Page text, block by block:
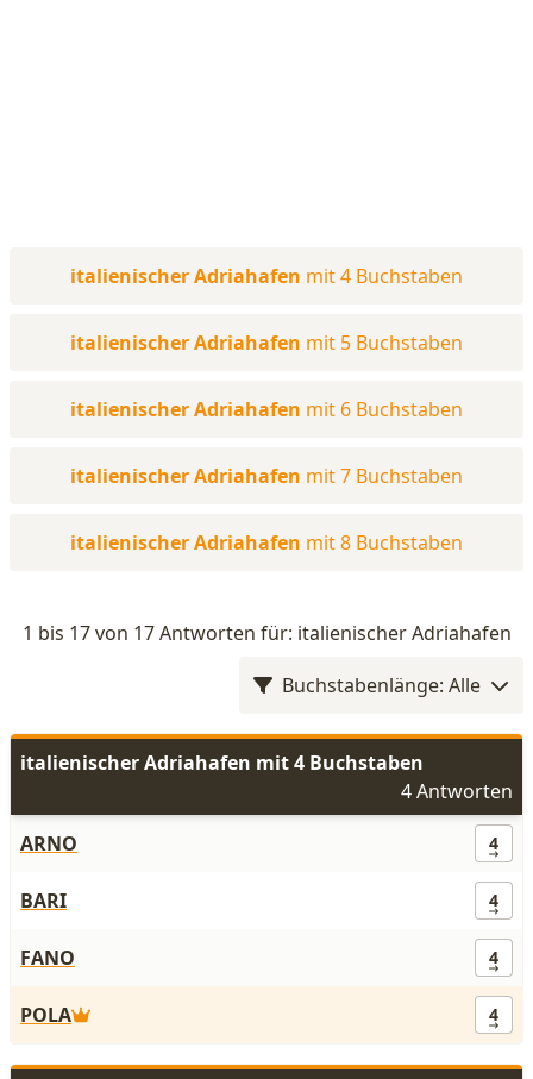
italienischer Adriahafen mit 4 Buchstaben
italienischer Adriahafen mit 5 Buchstaben
italienischer Adriahafen mit 6 Buchstaben
italienischer Adriahafen mit 7 Buchstaben
italienischer Adriahafen mit 8 Buchstaben
1 bis 17 von 17 Antworten für: italienischer Adriahafen
Buchstabenlänge: Alle
italienischer Adriahafen mit 4 Buchstaben
4 Antworten
ARNO
4
BARI 4
FANO 4
POLA 4